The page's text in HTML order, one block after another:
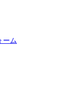
ーム